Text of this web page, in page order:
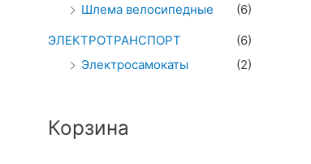
Шлема велосипедные
(6)
ЭЛЕКТРОТРАНСПОРТ
(6)
Электросамокаты
(2)
Корзина